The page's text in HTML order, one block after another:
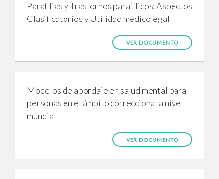
Parafilias y Trastornos parafílicos: Aspectos
Clasificatorios y Utilidad médicolegal
VER DOCUMENTO
Modelos de abordaje en salud mental para
personas en el ámbito correccional a nivel
mundial
VER DOCUMENTO